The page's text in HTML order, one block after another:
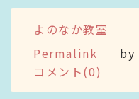
よのなか教室
Permalink
by
コメント(0)